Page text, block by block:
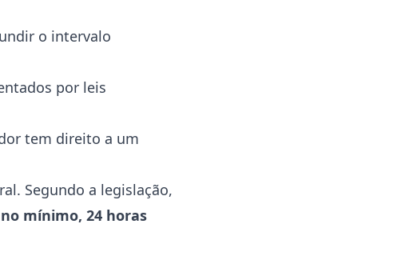
o intervalo
por leis
tem direito a um
Segundo a legislação,
mínimo, 24 horas